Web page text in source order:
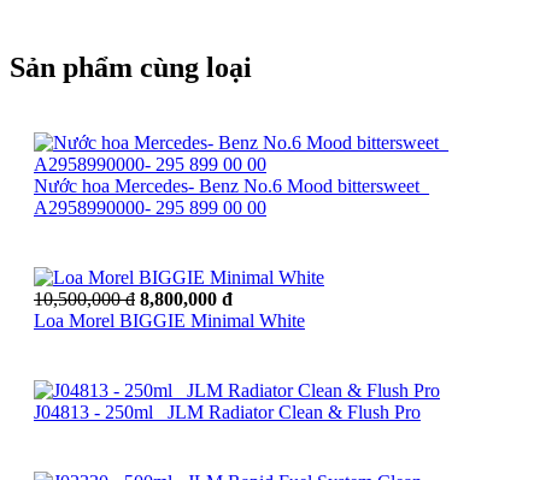
Sản phẩm cùng loại
Nước hoa Mercedes- Benz No.6 Mood bittersweet_
A2958990000- 295 899 00 00
10,500,000 đ 8,800,000 đ
Loa Morel BIGGIE Minimal White
J04813 - 250ml_ JLM Radiator Clean & Flush Pro